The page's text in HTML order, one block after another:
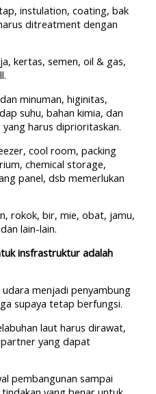
instulation, coating, bak
ditreatment dengan
kertas, semen, oil & gas,
minuman, higinitas,
suhu, bahan kimia, dan
harus diprioritaskan.
cool room, packing
chemical storage,
panel, dsb memerlukan
rokok, bir, mie, obat, jamu,
lain-lain.
insfrastruktur adalah
menjadi penyambung
supaya tetap berfungsi.
laut harus dirawat,
yang dapat
pembangunan sampai